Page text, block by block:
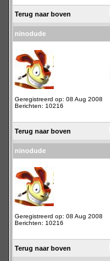
Terug naar boven
ninodude
Geregistreerd op: 08 Aug 2008
Berichten: 10216
Terug naar boven
ninodude
Geregistreerd op: 08 Aug 2008
Berichten: 10216
Terug naar boven